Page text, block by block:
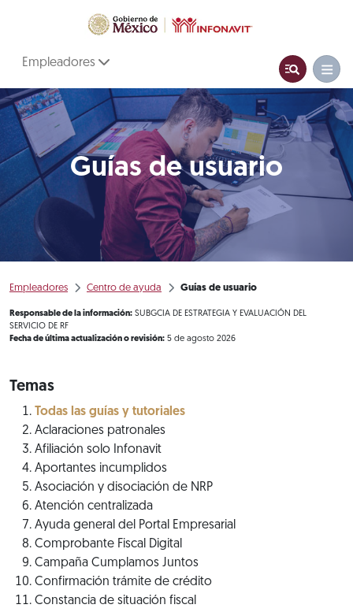
Empleadores
Guías de usuario
Empleadores Centro de ayuda Guías de usuario
Responsable de la información: SUBGCIA DE ESTRATEGIA Y EVALUACIÓN DEL
SERVICIO DE RF
Fecha de última actualización o revisión: 5 de agosto 2026
Temas
Todas las guías y tutoriales
Aclaraciones patronales
Afiliación solo Infonavit
Aportantes incumplidos
Asociación y disociación de NRP
Atención centralizada
Ayuda general del Portal Empresarial
Comprobante Fiscal Digital
Campaña Cumplamos Juntos
Confirmación trámite de crédito
Constancia de situación fiscal